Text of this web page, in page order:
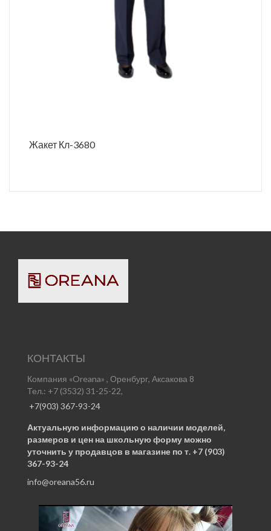
Жакет Кл-3680
КОНТАКТЫ
Компания «Oreana» , Оренбург, Аксакова 8
Тел.: +7 (3532) 31-25-22,
+7(903) 367-93-24
Актуальную информацию о наличии моделей,
размеров и цен на школьную форму можно
уточнить у продавцов в магазине по т. +7 (903)
367-93-24
info@oreana56.ru